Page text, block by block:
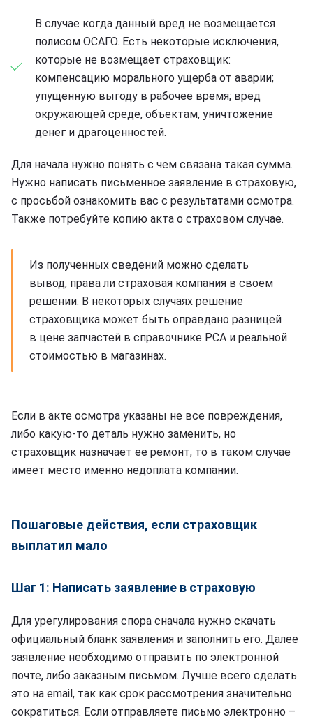
В случае когда данный вред не возмещается
полисом ОСАГО. Есть некоторые исключения,
которые не возмещает страховщик:
компенсацию морального ущерба от аварии;
упущенную выгоду в рабочее время; вред
окружающей среде, объектам, уничтожение
денег и драгоценностей.
Для начала нужно понять с чем связана такая сумма.
Нужно написать письменное заявление в страховую,
с просьбой ознакомить вас с результатами осмотра.
Также потребуйте копию акта о страховом случае.
Из полученных сведений можно сделать
вывод, права ли страховая компания в своем
решении. В некоторых случаях решение
страховщика может быть оправдано разницей
в цене запчастей в справочнике РСА и реальной
стоимостью в магазинах.
Если в акте осмотра указаны не все повреждения,
либо какую-то деталь нужно заменить, но
страховщик назначает ее ремонт, то в таком случае
имеет место именно недоплата компании.
Пошаговые действия, если страховщик
выплатил мало
Шаг 1: Написать заявление в страховую
Для урегулирования спора сначала нужно скачать
официальный бланк заявления и заполнить его. Далее
заявление необходимо отправить по электронной
почте, либо заказным письмом. Лучше всего сделать
это на email, так как срок рассмотрения значительно
сократиться. Если отправляете письмо электронно –